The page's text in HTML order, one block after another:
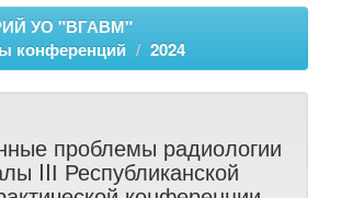
УО "ВГАВМ"
конференций
2024
проблемы радиологии
IIІ Республиканской